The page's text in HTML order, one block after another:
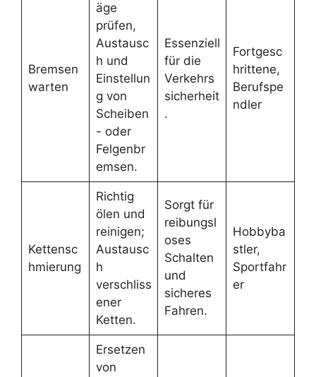
Bremsen
warten
äge
prüfen,
Austausc
h und
Einstellun
g von
Scheiben
- oder
Felgenbr
emsen.
Essenziell
für die
Verkehrs
sicherheit
.
Fortgesc
hrittene,
Berufspe
ndler
Kettensc
hmierung
Richtig
ölen und
reinigen;
Austausc
h
verschliss
ener
Ketten.
Sorgt für
reibungsl
oses
Schalten
und
sicheres
Fahren.
Hobbyba
stler,
Sportfahr
er
Ersetzen
von